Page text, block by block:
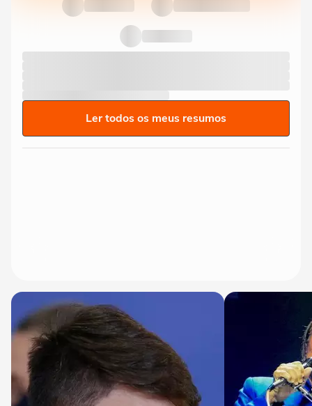
Ler todos os meus resumos